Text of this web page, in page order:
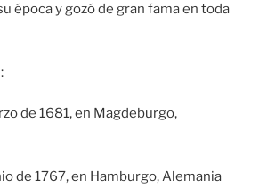
época y gozó de gran fama en toda
de 1681, en Magdeburgo,
de 1767, en Hamburgo, Alemania